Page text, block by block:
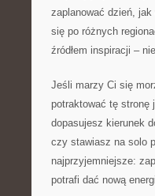
zaplanować dzień,
się po różnych
źródłem inspiracji –
Jeśli marzy Ci się
potraktować tę stronę
dopasujesz kierunek
czy stawiasz na solo
najprzyjemniejsze:
potrafi dać nową